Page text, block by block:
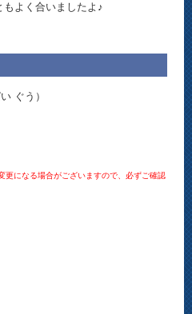
よく合いましたよ♪
ぐう）
になる場合がございますので、必ずご確認